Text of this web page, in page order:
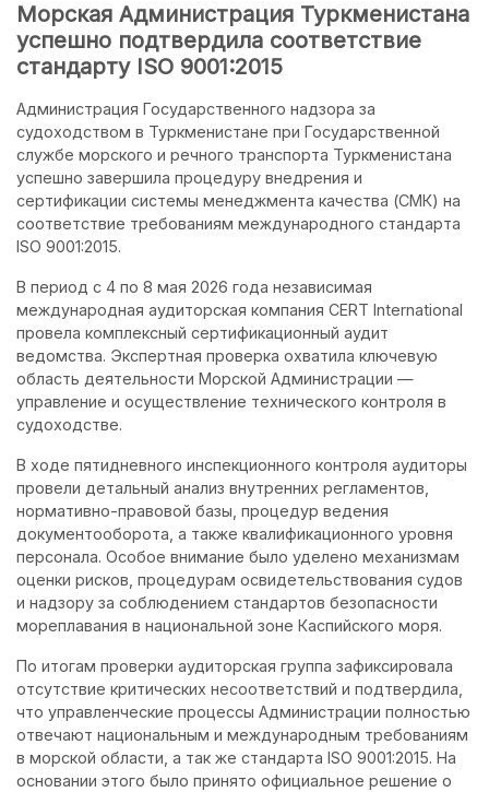
Морская Администрация Туркменистана
успешно подтвердила соответствие
стандарту ISO 9001:2015
Администрация Государственного надзора за
судоходством в Туркменистане при Государственной
службе морского и речного транспорта Туркменистана
успешно завершила процедуру внедрения и
сертификации системы менеджмента качества (СМК) на
соответствие требованиям международного стандарта
ISO 9001:2015.
В период с 4 по 8 мая 2026 года независимая
международная аудиторская компания CERT International
провела комплексный сертификационный аудит
ведомства. Экспертная проверка охватила ключевую
область деятельности Морской Администрации —
управление и осуществление технического контроля в
судоходстве.
В ходе пятидневного инспекционного контроля аудиторы
провели детальный анализ внутренних регламентов,
нормативно-правовой базы, процедур ведения
документооборота, а также квалификационного уровня
персонала. Особое внимание было уделено механизмам
оценки рисков, процедурам освидетельствования судов
и надзору за соблюдением стандартов безопасности
мореплавания в национальной зоне Каспийского моря.
По итогам проверки аудиторская группа зафиксировала
отсутствие критических несоответствий и подтвердила,
что управленческие процессы Администрации полностью
отвечают национальным и международным требованиям
в морской области, а так же стандарта ISO 9001:2015. На
основании этого было принято официальное решение о